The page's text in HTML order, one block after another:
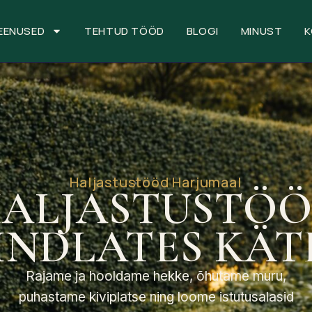
TEHTUD TÖÖD BLOGI MINUST
Haljastustööd Harjumaal
Rajame ja hooldame hekke, õhutame muru,
puhastame kiviplatse ning loome istutusalasid